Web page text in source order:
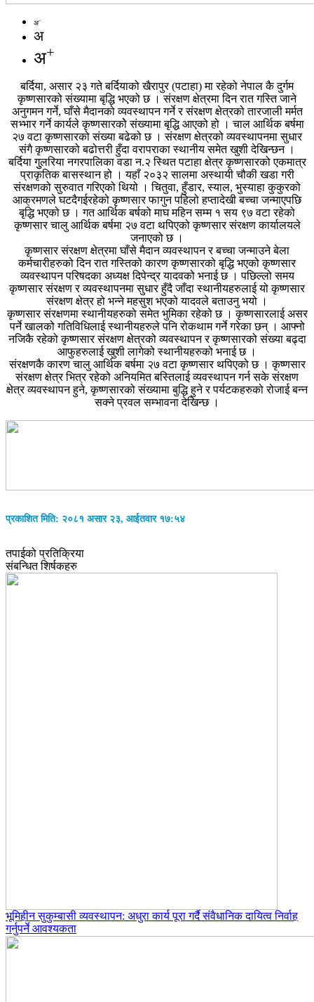
अ-
अ
अ+
बर्दिया, असार २३ गते बर्दियाको खैरापुर (पटाहा) मा रहेको नेपाल कै दुर्गम
कृष्णसारको संख्यामा बृद्धि भएको छ । संरक्षण क्षेत्रमा दिन रात गस्ति जाने
अनुगमन गर्ने, घाँसे मैदानको व्यवस्थापन गर्ने र संरक्षण क्षेत्रको तारजाली मर्मत
सभ्भार गर्ने कार्यले कृष्णसारकोे संख्यामा बृद्धि आएको हो । चाल आर्थिक बर्षमा
२७ वटा कृष्णसारको संख्या बढेको छ । संरक्षण क्षेत्रको व्यवस्थापनमा सुधार
संगै कृष्णसारको बढोत्तरी हुँदा वरापराका स्थानीय समेत खुशी देखिन्छन ।
बर्दिया गुुलरिया नगरपालिका वडा न.२ स्थित पटाहा क्षेत्र कृष्णसारको एकमात्र
प्राकृतिक बासस्थान हो । यहाँ २०३२ सालमा अस्थायी चौकी खडा गरी
संरक्षणको सुरुवात गरिएको थियो । चितुवा, हुँडार, स्याल, भुस्याहा कुकुरको
आक्रमणले घटदैगईरहेको कृष्णसार फागुन पहिलो हप्तादेखी बच्चा जन्माएपछि
बृद्धि भएको छ । गत आर्थिक बर्षको माघ महिन सम्म १ सय ९७ वटा रहेको
कृष्णसार चालु आर्थिक बर्षमा २७ वटा थपिएको कृष्णसार संरक्षण कार्यालयले
जनाएको छ ।
कृष्णसार संरक्षण क्षेत्रमा घाँसे मैदान व्यवस्थापन र बच्चा जन्माउने बेला
कर्मचारीहरुको दिन रात गस्तिको कारण कृष्णसारको बृद्धि भएको कृष्णसार
व्यवस्थापन परिषदका अध्यक्ष दिपेन्द्र यादवको भनाई छ । पछिल्लो समय
कृष्णसार संरक्षण र व्यवस्थापनमा सुधार हुँदै जाँदा स्थानीयहरुलाई यो कृष्णसार
संरक्षण क्षेत्र हो भन्ने महसुश भएको यादवले बताउनु भयो ।
कृष्णसार संरक्षणमा स्थानीयहरुको समेत भुमिका रहेको छ । कृष्णसारलाई असर
पर्ने खालको गतिविधिलाई स्थानीयहरुले पनि रोकथाम गर्ने गरेका छन् । आफ्नो
नजिकै रहेको कृष्णसार संरक्षण क्षेत्रको व्यवस्थापन र कृष्णसारको संख्या बढ्दा
आफुहरुलाई खुशी लागेको स्थानीयहरुको भनाई छ ।
संरक्षणकै कारण चालु आर्थिक बर्षमा २७ वटा कृष्णसार थपिएको छ । कृष्णसार
संरक्षण क्षेत्र भित्र रहेको अनियमित बस्तिलाई व्यवस्थापन गर्न सके संरक्षण
क्षेत्र व्यवस्थापन हुने, कृष्णसारको संख्यामा बुद्धि हुने र पर्यटकहरुको रोजाई बन्न
सक्ने प्रवल सम्भावना देखिन्छ ।
प्रकाशित मिति: २०८१ असार २३, आईतवार १७:५४
तपाईको प्रतिक्रिया
संबन्धित शिर्षकहरु
भूमिहीन सुकुम्बासी व्यवस्थापन: अधुरा कार्य पूरा गर्दै संवैधानिक दायित्व निर्वाह
गर्नुपर्ने आवश्यकता